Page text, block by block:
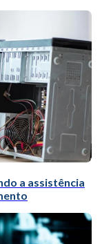
a assistência